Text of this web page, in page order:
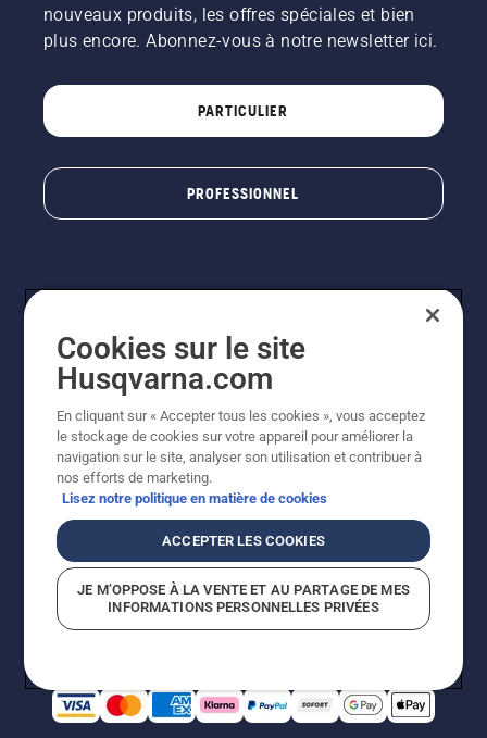
nouveaux produits, les offres spéciales et bien
plus encore. Abonnez-vous à notre newsletter ici.
PARTICULIER
PROFESSIONNEL
© Husqvarna AB (publ). Tous droits réservés. Les prix
indiqués sont à titre indicatif de Husqvarna Schweiz AG
aux revendeurs participants, prix en CHF, TVA 8,1 % et
TAR incluses. Sous réserve de modification. Tous les
prix indiqués sont des prix de vente recommandés (TVA
incluse), sauf si le produit est disponible pour un achat
Politique relative aux cookiesConditions d'utilisation
Avis de confidentialitéImpressionCGVL Shop en ligne
Signalement de violations présumées
Cookies sur le site
Husqvarna.com
En cliquant sur « Accepter tous les cookies », vous acceptez
le stockage de cookies sur votre appareil pour améliorer la
navigation sur le site, analyser son utilisation et contribuer à
nos efforts de marketing.
Lisez notre politique en matière de cookies
ACCEPTER LES COOKIES
JE M’OPPOSE À LA VENTE ET AU PARTAGE DE MES
INFORMATIONS PERSONNELLES PRIVÉES